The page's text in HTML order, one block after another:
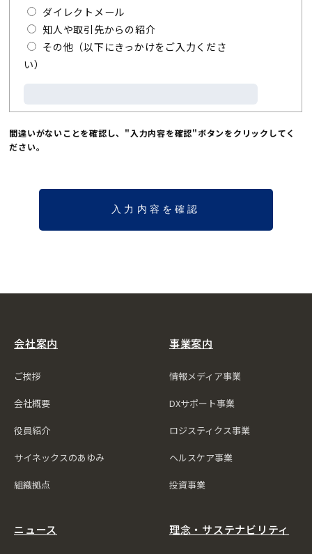
ダイレクトメール
知人や取引先からの紹介
その他（以下にきっかけをご入力くださ
い）
間違いがないことを確認し、"入力内容を確認"ボタンをクリックしてく
ださい。
会社案内
ご挨拶
会社概要
役員紹介
サイネックスのあゆみ
組織拠点
事業案内
情報メディア事業
DXサポート事業
ロジスティクス事業
ヘルスケア事業
投資事業
ニュース 理念・サステナビリティ